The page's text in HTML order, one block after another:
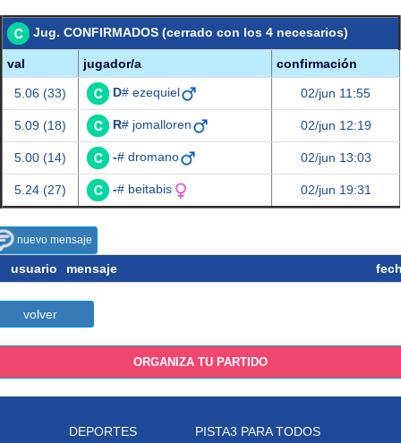
Jug. CONFIRMADOS (cerrado con los 4 necesarios)
val jugador/a confirmación
5.06 (33) D# ezequiel 02/jun 11:55
5.09 (18) R# jomalloren 02/jun 12:19
5.00 (14) -# dromano 02/jun 13:03
5.24 (27) -# beitabis 02/jun 19:31
nuevo mensaje
usuario mensaje
volver
ORGANIZA TU PARTIDO
DEPORTES
PISTA3 PARA TODOS